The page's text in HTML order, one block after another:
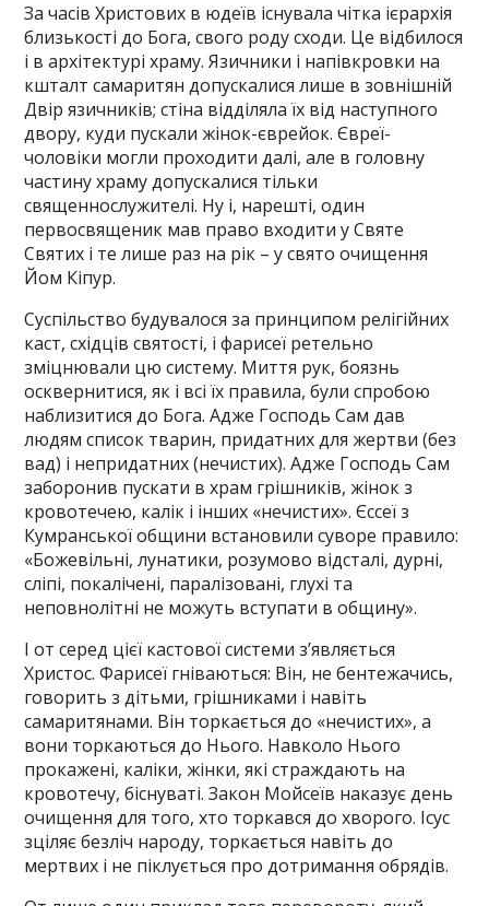
За часів Христових в юдеїв існувала чітка ієрархія
близькості до Бога, свого роду сходи. Це відбилося
і в архітектурі храму. Язичники і напівкровки на
кшталт самаритян допускалися лише в зовнішній
Двір язичників; стіна відділяла їх від наступного
двору, куди пускали жінок-єврейок. Євреї-
чоловіки могли проходити далі, але в головну
частину храму допускалися тільки
священнослужителі. Ну і, нарешті, один
первосвященик мав право входити у Святе
Святих і те лише раз на рік – у свято очищення
Йом Кіпур.
Суспільство будувалося за принципом релігійних
каст, східців святості, і фарисеї ретельно
зміцнювали цю систему. Миття рук, боязнь
осквернитися, як і всі їх правила, були спробою
наблизитися до Бога. Адже Господь Сам дав
людям список тварин, придатних для жертви (без
вад) і непридатних (нечистих). Адже Господь Сам
заборонив пускати в храм грішників, жінок з
кровотечею, калік і інших «нечистих». Єссеї з
Кумранської общини встановили суворе правило:
«Божевільні, лунатики, розумово відсталі, дурні,
сліпі, покалічені, паралізовані, глухі та
неповнолітні не можуть вступати в общину».
І от серед цієї кастової системи з’являється
Христос. Фарисеї гніваються: Він, не бентежачись,
говорить з дітьми, грішниками і навіть
самаритянами. Він торкається до «нечистих», а
вони торкаються до Нього. Навколо Нього
прокажені, каліки, жінки, які страждають на
кровотечу, біснуваті. Закон Мойсеїв наказує день
очищення для того, хто торкався до хворого. Ісус
зціляє безліч народу, торкається навіть до
мертвих і не піклується про дотримання обрядів.